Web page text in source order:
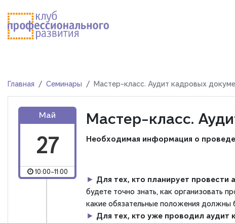
Главная Семинары Мастер-класс. Аудит кадровых
Май
27
10:00-11:00
Мастер-класс.
Необходимая информация о
► Для тех, кто планирует
будете точно знать, как организовать
какие обязательные положения должны
► Для тех, кто уже проводил аудит